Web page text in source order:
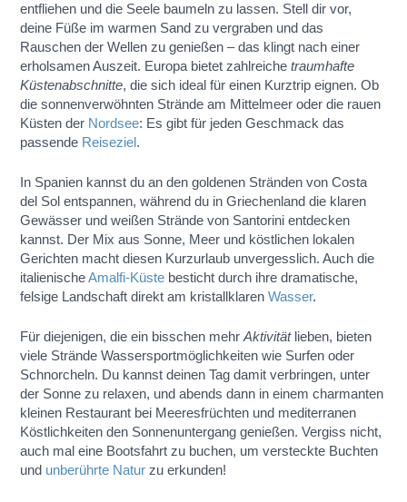
entfliehen und die Seele baumeln zu lassen. Stell dir vor,
deine Füße im warmen Sand zu vergraben und das
Rauschen der Wellen zu genießen – das klingt nach einer
erholsamen Auszeit. Europa bietet zahlreichetraumhafte
Küstenabschnitte, die sich ideal für einen Kurztrip eignen. Ob
die sonnenverwöhnten Strände am Mittelmeer oder die rauen
Küsten der Nordsee: Es gibt für jeden Geschmack das
passende Reiseziel .
In Spanien kannst du an den goldenen Stränden von Costa
del Sol entspannen, während du in Griechenland die klaren
Gewässer und weißen Strände von Santorini entdecken
kannst. Der Mix aus Sonne, Meer und köstlichen lokalen
Gerichten macht diesen Kurzurlaub unvergesslich. Auch die
italienischeAmalfi-Küste besticht durch ihre dramatische,
felsige Landschaft direkt am kristallklarenWasser.
Für diejenigen, die ein bisschen mehrAktivitätlieben, bieten
viele Strände Wassersportmöglichkeiten wie Surfen oder
Schnorcheln. Du kannst deinen Tag damit verbringen, unter
der Sonne zu relaxen, und abends dann in einem charmanten
kleinen Restaurant bei Meeresfrüchten und mediterranen
Köstlichkeiten den Sonnenuntergang genießen. Vergiss nicht,
auch mal eine Bootsfahrt zu buchen, um versteckte Buchten
und unberührte Natur zu erkunden!